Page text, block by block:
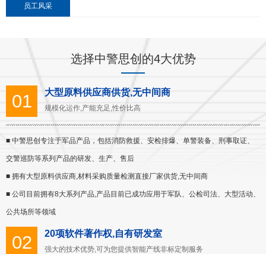
员工风采
选择中警思创的4大优势
01 大型原料供应商供货,无中间商
规模化运作,产能充足,性价比高
■ 中警思创专注于军品产品，包括消防救援、安检排爆、单警装备、刑事取证、
交警巡防等系列产品的研发、生产、售后
■ 拥有大型原料供应商,材料采购质量检测直接厂家供货,无中间商
■ 公司目前拥有8大系列产品,产品目前已成功应用于军队、公检司法、大型活动、
公共场所等领域
02 20项软件著作权,自有研发室
强大的技术优势,可为您提供智能产线非标定制服务